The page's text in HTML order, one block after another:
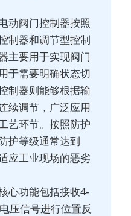
动阀门控制器按照
制器和调节型控制
主要用于实现阀门
于需要明确状态切
制器则能够根据输
续调节，广泛应用
艺环节。按照防护
护等级通常达到
应工业现场的恶劣
心功能包括接收4-
压信号进行位置反